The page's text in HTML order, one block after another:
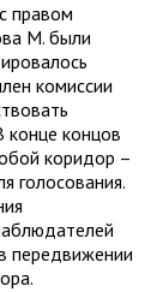
правом
М. были
комиссии
конце концов
коридор –
голосования.
передвижении